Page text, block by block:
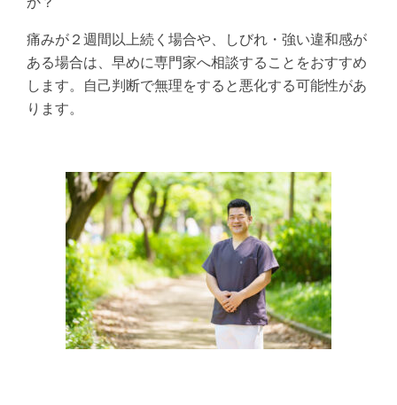
痛みが２週間以上続く場合や、しびれ・強い違和感が
ある場合は、早めに専門家へ相談することをおすすめ
します。自己判断で無理をすると悪化する可能性があ
ります。